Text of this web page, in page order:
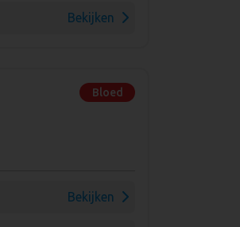
Bekijken
Bloed
Bekijken